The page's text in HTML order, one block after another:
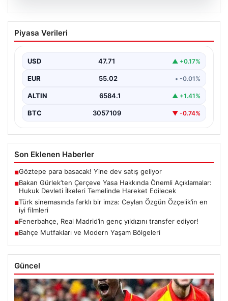
06.08.2026
Bakan Gürlek’ten Çerçeve Yasa
Hakkında Önemli Açıklamalar: Hukuk
Edilecek
Adalet Bakanı Akın Gürlek, terörle mücadelede yeni bir
dönemi başlatacak çerçeve yasanın yürürlüğe
girmesiyle…
Piyasa Verileri
USD 47.71 ▲ +0.17%
EUR 55.02 • -0.01%
ALTIN 6584.1 ▲ +1.41%
BTC 3057109 ▼ -0.74%
Son Eklenen Haberler
■Göztepe para basacak! Yine dev satış geliyor
■Bakan Gürlek’ten Çerçeve Yasa Hakkında Önemli Açıklamalar:
Hukuk Devleti İlkeleri Temelinde Hareket Edilecek
■Türk sinemasında farklı bir imza: Ceylan Özgün Özçelik’in en
iyi filmleri
■Fenerbahçe, Real Madrid’in genç yıldızını transfer ediyor!
■Bahçe Mutfakları ve Modern Yaşam Bölgeleri
Güncel